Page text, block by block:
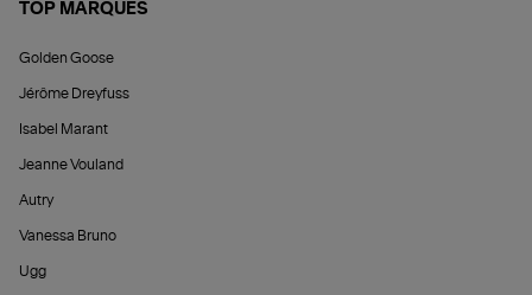
TOP MARQUES
Golden Goose
Jérôme Dreyfuss
Isabel Marant
Jeanne Vouland
Autry
Vanessa Bruno
Ugg